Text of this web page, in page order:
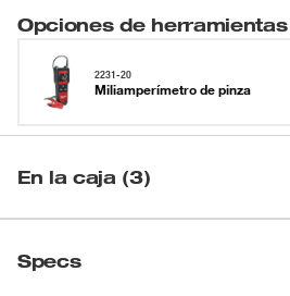
Opciones de herramientas
2231-20
Miliamperímetro de pinza
En la caja (3)
Specs